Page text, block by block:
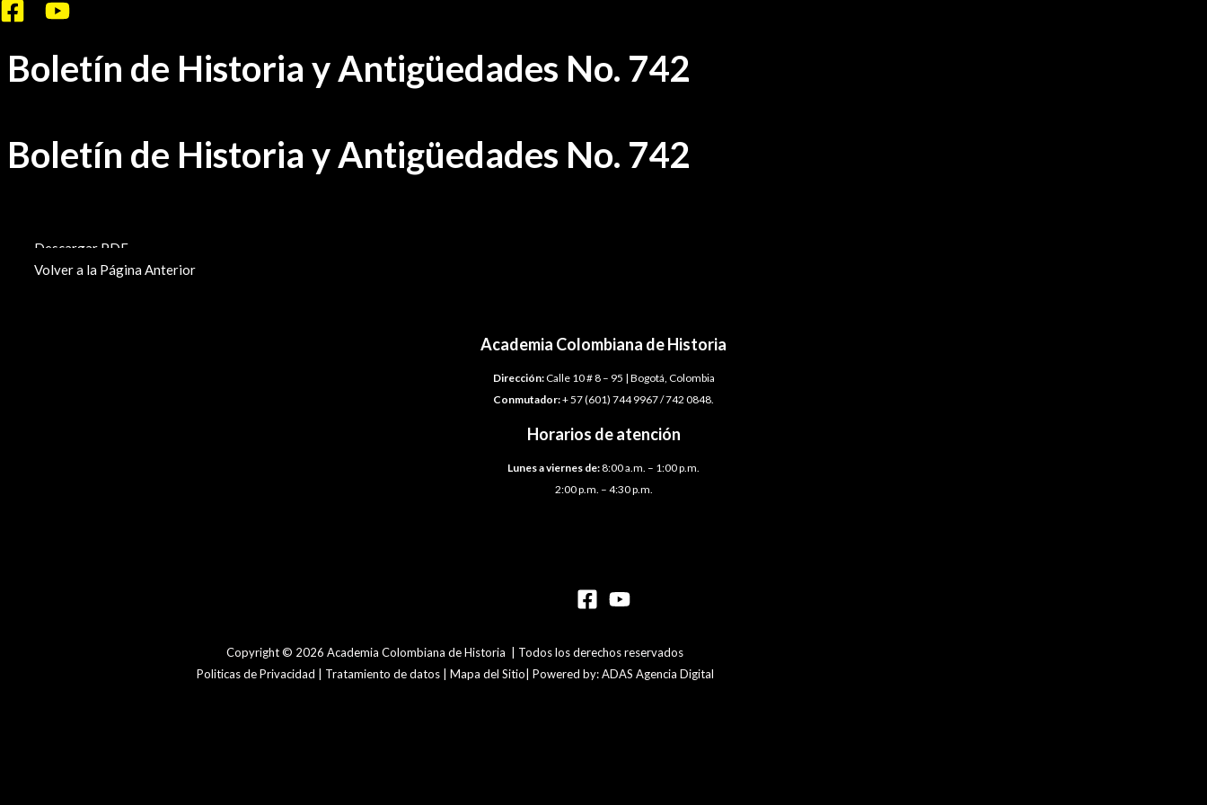
Ir
contenido
Boletín de Historia y Antigüedades No. 742
Boletín de Historia y Antigüedades No. 742
Descargar PDF
Volver a la Página Anterior
Academia Colombiana de Historia
Dirección:Calle 10 # 8 – 95 | Bogotá, Colombia
Conmutador:+ 57 (601) 744 9967 / 742 0848.
Horarios de atención
Lunes a viernes de:8:00 a.m. – 1:00 p.m.
2:00 p.m. – 4:30 p.m.
Copyright © 2026 Academia Colombiana de Historia | Todos los derechos reservados
Politicas de Privacidad | Tratamiento de datos | Mapa del Sitio| Powered by: ADAS Agencia Digital